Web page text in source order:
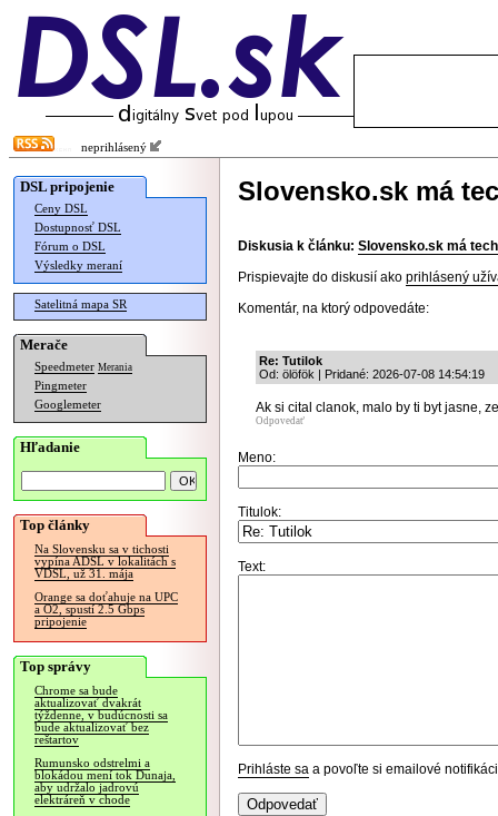
neprihlásený
DSL pripojenie
Ceny DSL
Dostupnosť DSL
Fórum o DSL
Výsledky meraní
Satelitná mapa SR
Merače
Speedmeter Merania
Pingmeter
Googlemeter
Hľadanie
Top články
Na Slovensku sa v tichosti
vypína ADSL v lokalitách s
VDSL, už 31. mája
Orange sa doťahuje na UPC
a O2, spustí 2.5 Gbps
pripojenie
Top správy
Chrome sa bude
aktualizovať dvakrát
týždenne, v budúcnosti sa
bude aktualizovať bez
reštartov
Rumunsko odstrelmi a
blokádou mení tok Dunaja,
aby udržalo jadrovú
elektráreň v chode
Slovensko.sk má
Diskusia k článku: Slovensko.sk má
Prispievajte do diskusií ako prihlásený
Komentár, na ktorý odpovedáte:
Re: Tutilok
Od: ölöfök | Pridané: 2026-07-08 14:54:19
Ak si cital clanok, malo by ti byt jasne,
Odpovedať
Meno:
Titulok:
Text:
Prihláste sa a povoľte si emailové